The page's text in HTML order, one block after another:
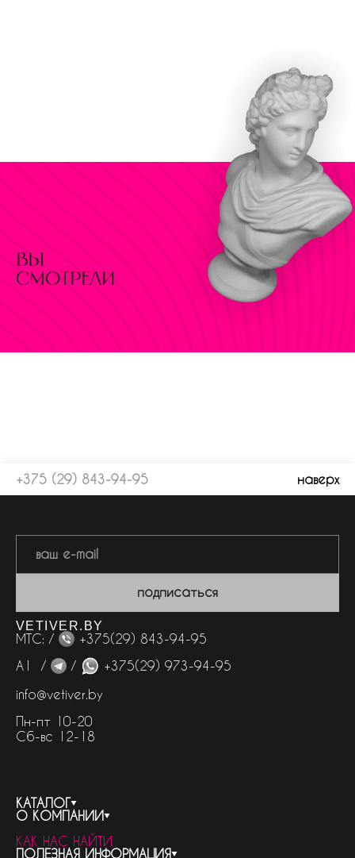
вы
смотрели
+375 (29) 843-94-95 наверх
подписаться
VETIVER.BY
МТС: /
+375(29) 843-94-95
А1 /
/
+375(29) 973-94-95
info@vetiver.by
Пн-пт 10-20
Сб-вс 12-18
КАТАЛОГ
весь каталог
бренды
О КОМПАНИИ
контакты
КАК НАС НАЙТИ
ПОЛЕЗНАЯ ИНФОРМАЦИЯ